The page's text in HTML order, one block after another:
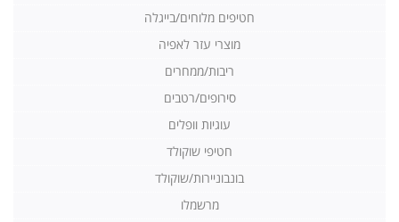
חטיפים מלוחים/בייגלה
מוצרי עזר לאפיה
ריבות/ממחרים
סירופים/רטבים
עוגיות וופלים
חטיפי שוקולד
בונבוניירות/שוקולד
מרשמלו